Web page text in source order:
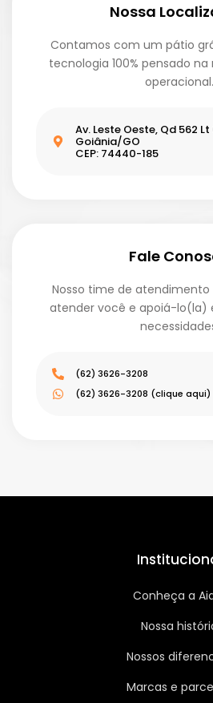
Nossa
Contamos com um pátio
tecnologia 100% pensado
operacional.
Av. Leste Oeste, Qd 562
Goiânia/GO
CEP: 74440-185
Fale
Nosso time de
atender você e apoiá-lo(la)
(62) 3626-3208
(62) 3626-3208 (clique aqui)
Conheça a
Nossa
Nossos
Marcas e